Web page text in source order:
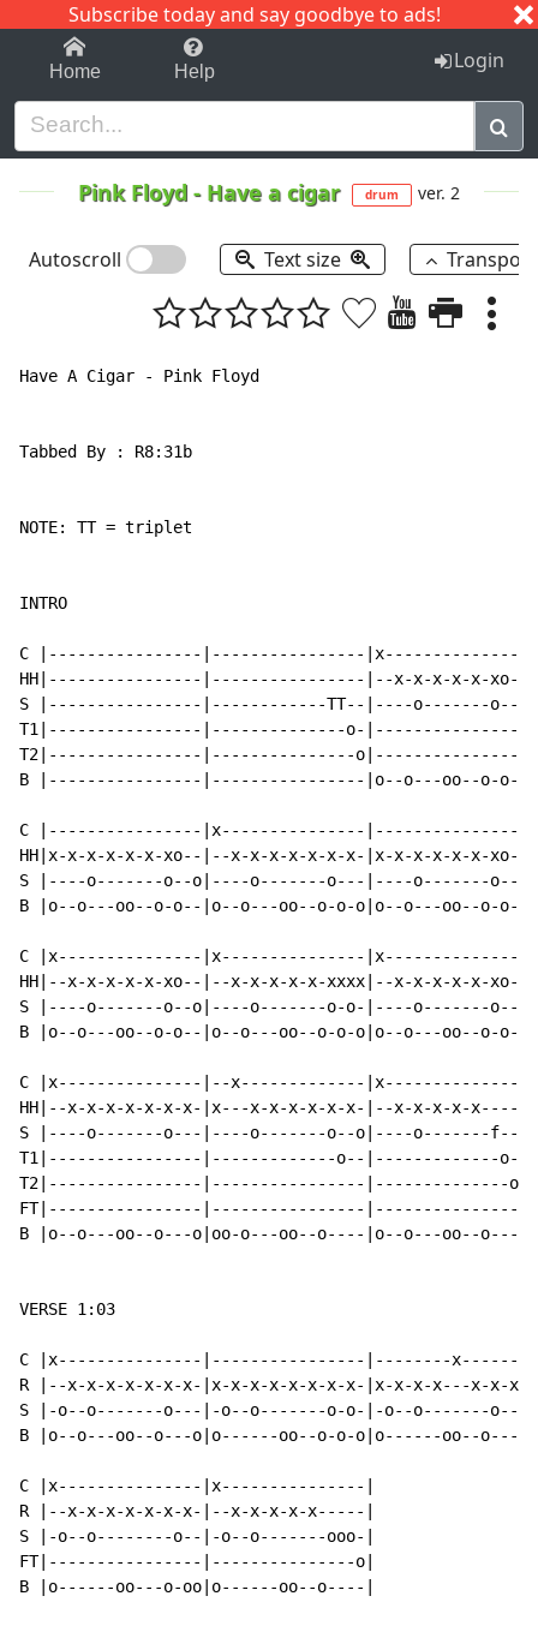
Subscribe today and say goodbye to ads!
1-9 C I J
Home Help Login
Pink Floyd - Have a cigar drum ver. 2
Autoscroll Text size
Have A Cigar - Pink Floyd
Tabbed By : R8:31b
NOTE: TT = triplet
INTRO
C |----------------|----------------|x---------------
HH|----------------|----------------|--x-x-x-x-x-xo--
S |----------------|------------TT--|----o-------o---
T1|----------------|--------------o-
T2|----------------|---------------
B |----------------|----------------|o--o---oo--o-o--
C |----------------|x---------------
HH|x-x-x-x-x-x-xo--|--x-x-x-x-x-x-x-|x-x-x-x-x-x-xo--
S |----o-------o--o|----o-------o---|----o-------o--
B |o--o---oo--o-o--|o--o---oo--o-o-o|o--o---oo--o-o--
C |x---------------|x---------------
HH|--x-x-x-x-x-xo--|--x-x-x-x-x-xxxx|--x-x-x-x-x-
S |----o-------o--o|----o-------o-o-|----o-------o--
B |o--o---oo--o-o--|o--o---oo--o-o-o|o--o---oo--o-
C |x---------------|--x-------------|x---------------|
HH|--x-x-x-x-x-x-x-|x---x-x-x-x-x-x-|--x-x-x-x-x-----|
S |----o-------o---|----o-------o--o|----o-------f---|
T1|----------------|-------------o--|-------------o--|
T2|----------------|----------------|--------------o-|
FT|----------------|----------------|---------------o|
B |o--o---oo--o---o|oo-o---oo--o----|o--o---oo--o----|
VERSE 1:03
C |x---------------|----------------|--------x-------
R |--x-x-x-x-x-x-x-|x-x-x-x-x-x-x-x-|x-x-x-x---x-x-
S |-o--o-------o---|-o--o-------o-o-|-o--o-------
B |o--o---oo--o---o|o------oo--o-o-o|o------oo--o---
C |x---------------|x---------------|
R |--x-x-x-x-x-x-x-|--x-x-x-x-x-----|
S |-o--o--------o--|-o--o-------ooo-|
FT|----------------|---------------o|
B |o------oo---o-oo|o------oo--o----|